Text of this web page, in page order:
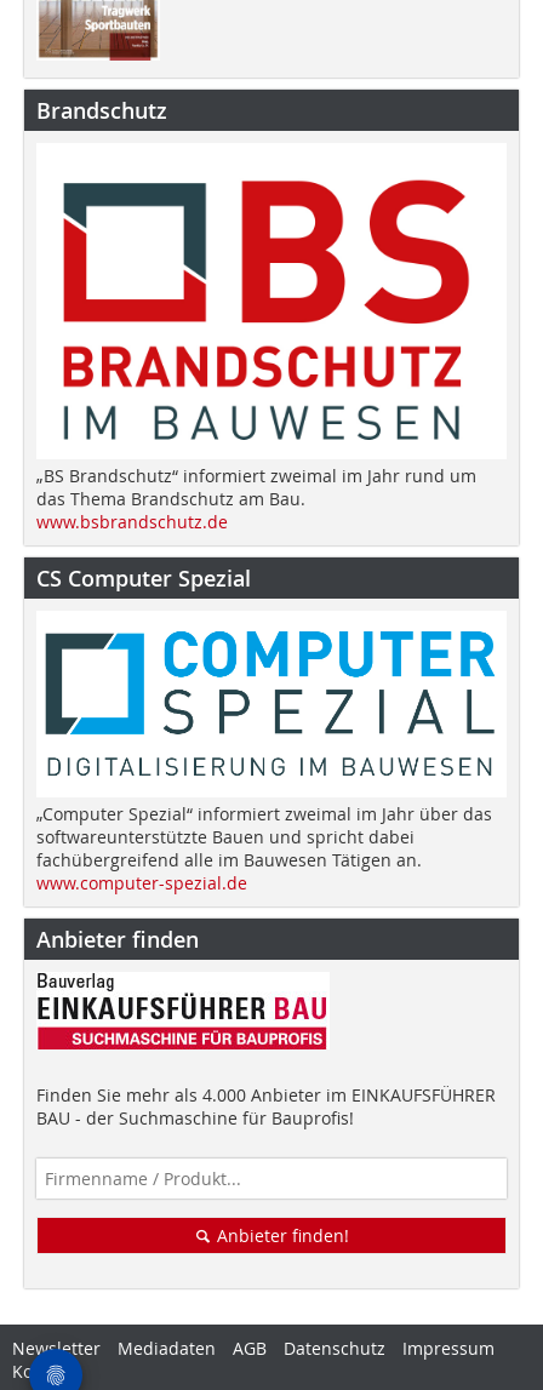
Brandschutz
„BS Brandschutz“ informiert zweimal im Jahr rund um
das Thema Brandschutz am Bau.
www.bsbrandschutz.de
CS Computer Spezial
„Computer Spezial“ informiert zweimal im Jahr über das
softwareunterstützte Bauen und spricht dabei
fachübergreifend alle im Bauwesen Tätigen an.
www.computer-spezial.de
Anbieter finden
Finden Sie mehr als 4.000 Anbieter im EINKAUFSFÜHRER
BAU - der Suchmaschine für Bauprofis!
Anbieter finden!
Newsletter Mediadaten AGB Datenschutz
Impressum
Kontakt